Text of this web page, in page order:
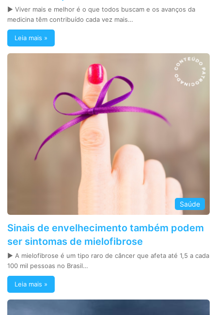
► Viver mais e melhor é o que todos buscam e os avanços da
medicina têm contribuído cada vez mais…
Leia mais »
Saúde
Sinais de envelhecimento também podem
ser sintomas de mielofibrose
► A mielofibrose é um tipo raro de câncer que afeta até 1,5 a cada
100 mil pessoas no Brasil…
Leia mais »